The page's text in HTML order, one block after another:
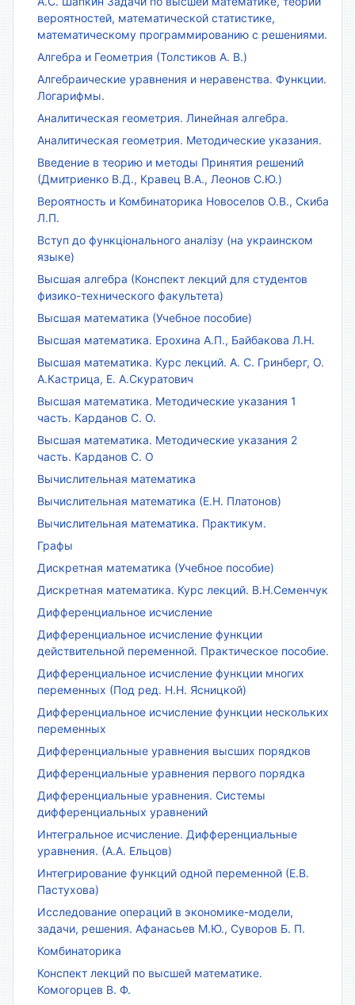
вероятностей, математической статистике,
математическому программированию с решениями.
Алгебра и Геометрия (Толстиков А. В.)
Алгебраические уравнения и неравенства. Функции.
Логарифмы.
Аналитическая геометрия. Линейная алгебра.
Аналитическая геометрия. Методические указания.
Введение в теорию и методы Принятия решений
(Дмитриенко В.Д., Кравец В.А., Леонов С.Ю.)
Вероятность и Комбинаторика Новоселов О.В., Скиба
Л.П.
Вступ до функціонального аналізу (на украинском
языке)
Высшая алгебра (Конспект лекций для студентов
физико-технического факультета)
Высшая математика (Учебное пособие)
Высшая математика. Ерохина А.П., Байбакова Л.Н.
Высшая математика. Курс лекций. А. С. Гринберг, О.
А.Кастрица, Е. А.Скуратович
Высшая математика. Методические указания 1
часть. Карданов С. О.
Высшая математика. Методические указания 2
часть. Карданов С. О
Вычислительная математика
Вычислительная математика (Е.Н. Платонов)
Вычислительная математика. Практикум.
Графы
Дискретная математика (Учебное пособие)
Дискретная математика. Курс лекций. В.Н.Семенчук
Дифференциальное исчисление
Дифференциальное исчисление функции
действительной переменной. Практическое пособие.
Дифференциальное исчисление функции многих
переменных (Под ред. Н.Н. Ясницкой)
Дифференциальное исчисление функции нескольких
переменных
Дифференциальные уравнения высших порядков
Дифференциальные уравнения первого порядка
Дифференциальные уравнения. Системы
дифференциальных уравнений
Интегральное исчисление. Дифференциальные
уравнения. (А.А. Ельцов)
Интегрирование функций одной переменной (Е.В.
Пастухова)
Исследование операций в экономике-модели,
задачи, решения. Афанасьев М.Ю., Суворов Б. П.
Комбинаторика
Конспект лекций по высшей математике.
Комогорцев В. Ф.